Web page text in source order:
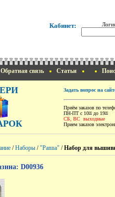
Кабинет:
Обратная связь Статьи
Задать вопрос на
Приём заказов по
ПН-ПТ с 1000 до 1900
СБ, ВС выходные
Прием заказов
/Наборы /"Panna" /Набор для
D00936